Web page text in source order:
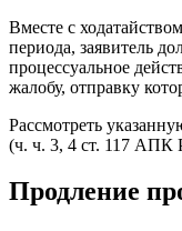
Вместе с
периода, заявитель
процессуальное
жалобу, отправку
Рассмотреть
(ч. ч. 3, 4 ст. 117 АПК
Продление